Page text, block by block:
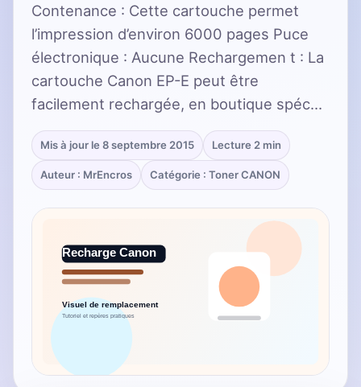
Contenance : Cette cartouche permet
l’impression d’environ 6000 pages Puce
électronique : Aucune Rechargemen t : La
cartouche Canon EP-E peut être
facilement rechargée, en boutique spéc…
Mis à jour le 8 septembre 2015 Lecture 2 min
Auteur : MrEncros Catégorie : Toner CANON